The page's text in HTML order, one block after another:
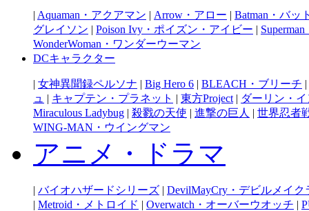
| Aquaman・アクアマン | Arrow・アロー | Batman・バッ
グレイソン | Poison Ivy・ポイズン・アイビー |
WonderWoman・ワンダーウーマン
DCキャラクター
| 女神異聞録ペルソナ | Big Hero 6 | BLEACH・ブリーチ |
ュ | キャプテン・プラネット | 東方Project | ダーリン・
Miraculous Ladybug | 殺戮の天使 | 進撃の巨人 | 世界忍者
WING-MAN・ウイングマン
アニメ・ドラマ
| バイオハザードシリーズ | DevilMayCry・デビルメイク
| Metroid・メトロイド | Overwatch・オーバーウオッチ |